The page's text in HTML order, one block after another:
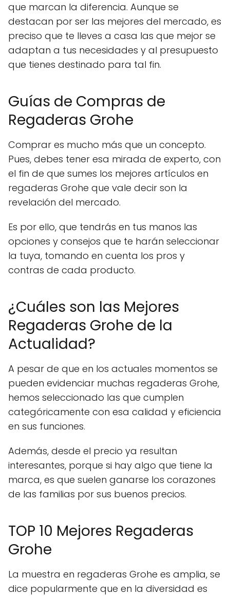
que marcan la diferencia. Aunque se
destacan por ser las mejores del mercado, es
preciso que te lleves a casa las que mejor se
adaptan a tus necesidades y al presupuesto
que tienes destinado para tal fin.
Guías de Compras de
Regaderas Grohe
Comprar es mucho más que un concepto.
Pues, debes tener esa mirada de experto, con
el fin de que sumes los mejores artículos en
regaderas Grohe que vale decir son la
revelación del mercado.
Es por ello, que tendrás en tus manos las
opciones y consejos que te harán seleccionar
la tuya, tomando en cuenta los pros y
contras de cada producto.
¿Cuáles son las Mejores
Regaderas Grohe de la
Actualidad?
A pesar de que en los actuales momentos se
pueden evidenciar muchas regaderas Grohe,
hemos seleccionado las que cumplen
categóricamente con esa calidad y eficiencia
en sus funciones.
Además, desde el precio ya resultan
interesantes, porque si hay algo que tiene la
marca, es que suelen ganarse los corazones
de las familias por sus buenos precios.
TOP 10 Mejores Regaderas
Grohe
La muestra en regaderas Grohe es amplia, se
dice popularmente que en la diversidad es